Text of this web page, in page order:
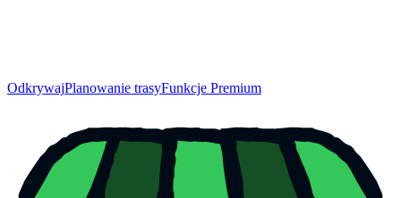
OdkrywajPlanowanie trasyFunkcje Premium